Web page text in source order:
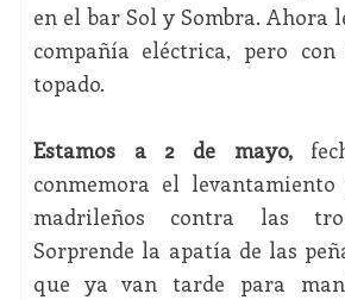
en el bar Sol y Sombra. Ahora
compañía eléctrica, pero con
topado.
Estamos a 2 de mayo,
conmemora el
madrileños contra las
Sorprende la apatía de las
que ya van tarde para